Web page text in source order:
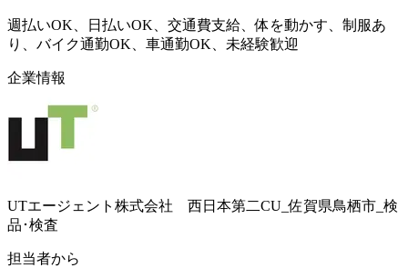
週払いOK、日払いOK、交通費支給、体を動かす、制服あ
り、バイク通勤OK、車通勤OK、未経験歓迎
企業情報
UTエージェント株式会社 西日本第二CU_佐賀県鳥栖市_検
品･検査
担当者から